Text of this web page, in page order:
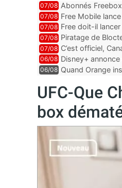
07/08 Abonnés
07/08 Free Mobile
des promos et
07/08 Free doit-il
07/08 Piratage de
auraient fuité
07/08 C’est officiel,
Vision 2
06/08 Disney+
06/08 Quand Orange
UFC-Que
box